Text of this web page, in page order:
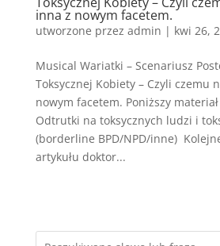
inna z nowym facetem.
utworzone przez admin | kwi 26,
Musical Wariatki – Scenariusz
Toksycznej Kobiety – Czyli czemu
nowym facetem. Poniższy
Odtrutki na toksycznych ludzi i
(borderline BPD/NPD/inne)
artykułu doktor...